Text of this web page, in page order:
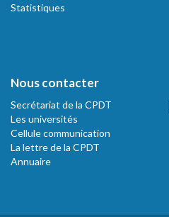
Statistiques
Nous contacter
Secrétariat de la CPDT
Les universités
Cellule communication
La lettre de la CPDT
Annuaire